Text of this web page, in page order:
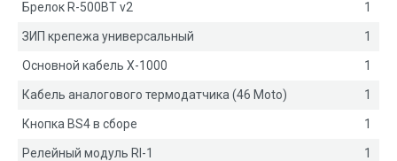
Брелок R-500BT v2 1
ЗИП крепежа универсальный 1
Основной кабель X-1000 1
Кабель аналогового термодатчика (46 Моtо) 1
Кнопка BS4 в сборе 1
Релейный модуль RI-1 1